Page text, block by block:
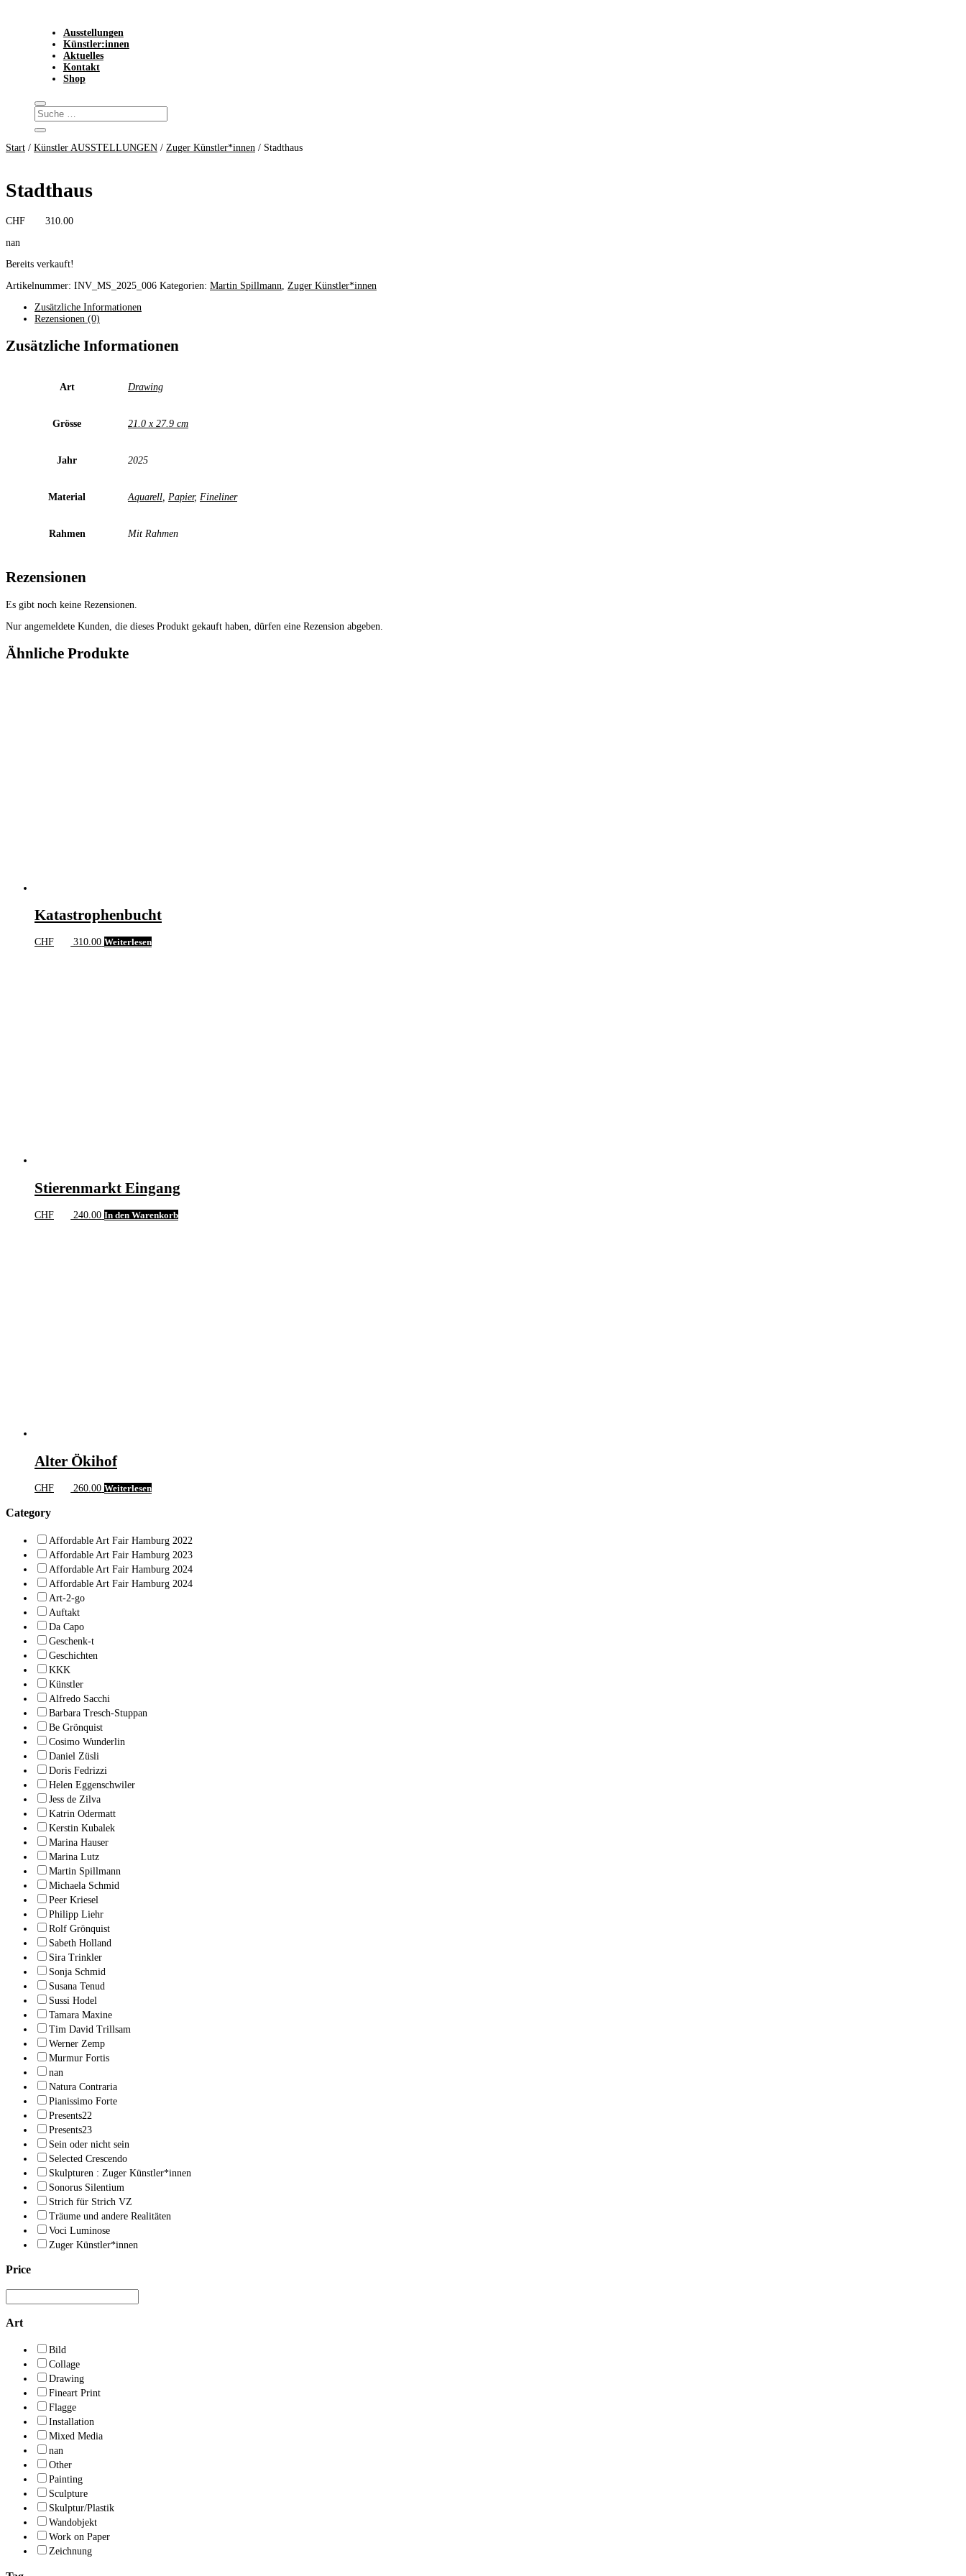
Ausstellungen
Künstler:innen
Aktuelles
Kontakt
Shop
Start / Künstler AUSSTELLUNGEN / Zuger Künstler*innen / Stadthaus
Stadthaus
CHF
310.00
nan
Bereits verkauft!
Artikelnummer: INV_MS_2025_006 Kategorien: Martin Spillmann
Zuger Künstler*innen
Zusätzliche Informationen
Rezensionen (0)
Zusätzliche Informationen
Art Drawing
Grösse 21.0 x 27.9 cm
Jahr 2025
Material Aquarell Papier, Fineliner
Rahmen Mit Rahmen
Rezensionen
Es gibt noch keine Rezensionen.
Nur angemeldete Kunden, die dieses Produkt gekauft haben, dürfen eine Rezension abgeben.
Ähnliche Produkte
Katastrophenbucht
CHF 310.00 Weiterlesen
Stierenmarkt Eingang
CHF 240.00 In den Warenkorb
Alter Ökihof
CHF 260.00 Weiterlesen
Category
Affordable Art Fair Hamburg 2022
Affordable Art Fair Hamburg 2023
Affordable Art Fair Hamburg 2024
Affordable Art Fair Hamburg 2024
Art-2-go
Auftakt
Da Capo
Geschenk-t
Geschichten
KKK
Künstler
Alfredo Sacchi
Barbara Tresch-Stuppan
Be Grönquist
Cosimo Wunderlin
Daniel Züsli
Doris Fedrizzi
Helen Eggenschwiler
Jess de Zilva
Katrin Odermatt
Kerstin Kubalek
Marina Hauser
Marina Lutz
Martin Spillmann
Michaela Schmid
Peer Kriesel
Philipp Liehr
Rolf Grönquist
Sabeth Holland
Sira Trinkler
Sonja Schmid
Susana Tenud
Sussi Hodel
Tamara Maxine
Tim David Trillsam
Werner Zemp
Murmur Fortis
nan
Natura Contraria
Pianissimo Forte
Presents22
Presents23
Sein oder nicht sein
Selected Crescendo
Skulpturen : Zuger Künstler*innen
Sonorus Silentium
Strich für Strich VZ
Träume und andere Realitäten
Voci Luminose
Zuger Künstler*innen
Price
Art
Bild
Collage
Drawing
Fineart Print
Flagge
Installation
Mixed Media
nan
Other
Painting
Sculpture
Skulptur/Plastik
Wandobjekt
Work on Paper
Zeichnung